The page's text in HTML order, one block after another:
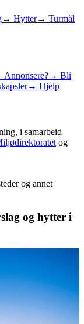
→ Hytter→ Turmål
Annonsere?→ Bli
→ Hjelp
i samarbeid
og
og annet
og hytter i